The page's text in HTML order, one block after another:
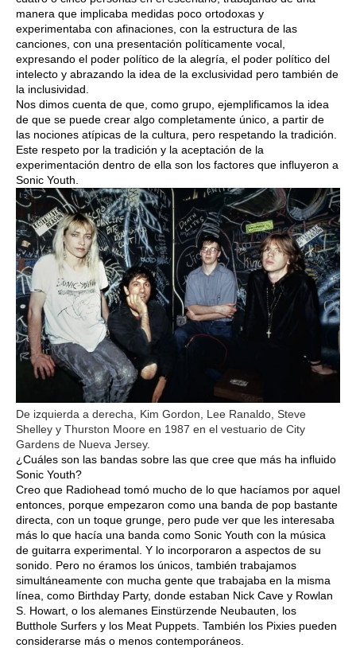
manera que implicaba medidas poco ortodoxas y
experimentaba con afinaciones, con la estructura de las
canciones, con una presentación políticamente vocal,
expresando el poder político de la alegría, el poder político del
intelecto y abrazando la idea de la exclusividad pero también de
la inclusividad.
Nos dimos cuenta de que, como grupo, ejemplificamos la idea
de que se puede crear algo completamente único, a partir de
las nociones atípicas de la cultura, pero respetando la tradición.
Este respeto por la tradición y la aceptación de la
experimentación dentro de ella son los factores que influyeron a
Sonic Youth.
De izquierda a derecha, Kim Gordon, Lee Ranaldo, Steve
Shelley y Thurston Moore en 1987 en el vestuario de City
Gardens de Nueva Jersey.
¿Cuáles son las bandas sobre las que cree que más ha influido
Sonic Youth?
Creo que Radiohead tomó mucho de lo que hacíamos por aquel
entonces, porque empezaron como una banda de pop bastante
directa, con un toque grunge, pero pude ver que les interesaba
más lo que hacía una banda como Sonic Youth con la música
de guitarra experimental. Y lo incorporaron a aspectos de su
sonido. Pero no éramos los únicos, también trabajamos
simultáneamente con mucha gente que trabajaba en la misma
línea, como Birthday Party, donde estaban Nick Cave y Rowlan
S. Howart, o los alemanes Einstürzende Neubauten, los
Butthole Surfers y los Meat Puppets. También los Pixies pueden
considerarse más o menos contemporáneos.